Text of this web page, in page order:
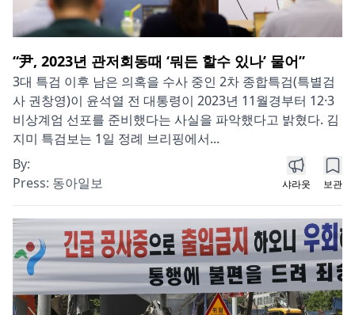
“尹, 2023년 관저회동때 ‘뭐든 할수 있나’ 물어”
3대 특검 이후 남은 의혹을 수사 중인 2차 종합특검(특별검
사 권창영)이 윤석열 전 대통령이 2023년 11월경부터 12·3
비상계엄 선포를 준비했다는 사실을 파악했다고 밝혔다. 김
지미 특검보는 1일 정례 브리핑에서...
By:
Press: 동아일보 샤라웃 보관